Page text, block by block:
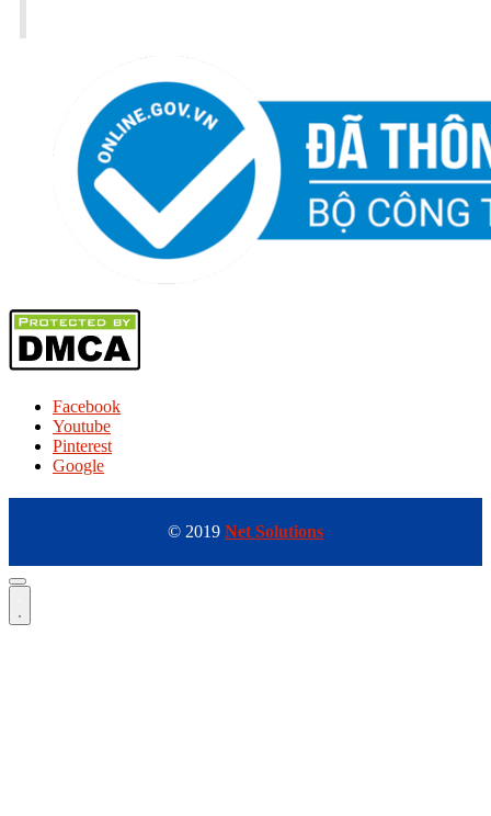
Facebook
Youtube
Pinterest
Google
© 2019 Net Solutions